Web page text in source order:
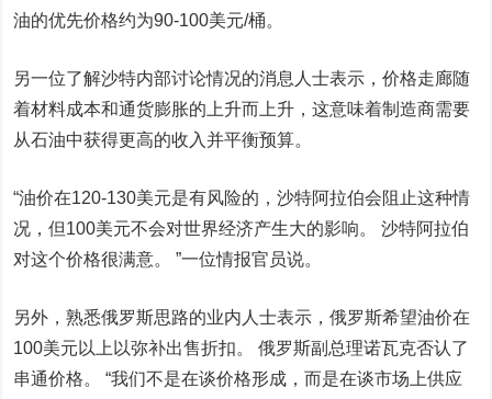
油的优先价格约为90-100美元/桶。
另一位了解沙特内部讨论情况的消息人士表示，价格走廊随
着材料成本和通货膨胀的上升而上升，这意味着制造商需要
从石油中获得更高的收入并平衡预算。
“油价在120-130美元是有风险的，沙特阿拉伯会阻止这种情
况，但100美元不会对世界经济产生大的影响。 沙特阿拉伯
对这个价格很满意。 ”一位情报官员说。
另外，熟悉俄罗斯思路的业内人士表示，俄罗斯希望油价在
100美元以上以弥补出售折扣。 俄罗斯副总理诺瓦克否认了
串通价格。 “我们不是在谈价格形成，而是在谈市场上供应